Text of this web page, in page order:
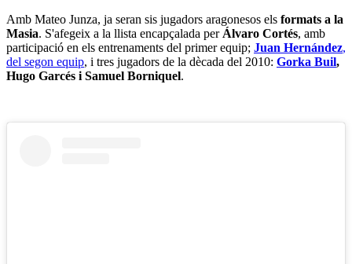
Amb Mateo Junza, ja seran sis jugadors aragonesos els formats a la
Masia. S'afegeix a la llista encapçalada per Álvaro Cortés, amb
participació en els entrenaments del primer equip; Juan Hernández,
del segon equip, i tres jugadors de la dècada del 2010: Gorka Buil,
Hugo Garcés i Samuel Borniquel.